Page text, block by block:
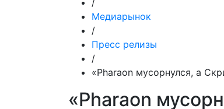
/
Медиарынок
/
Пресс релизы
/
«Pharaon мусорнулся, а
«Pharaon